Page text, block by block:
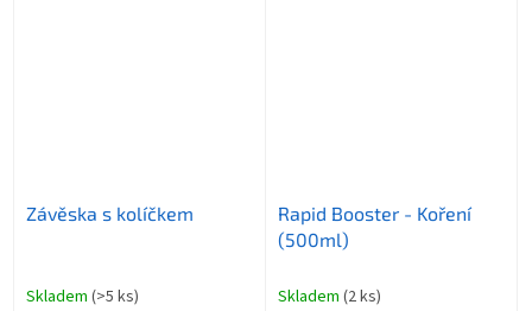
Závěska s kolíčkem
Skladem (>5 ks)
Rapid Booster - Koření
(500ml)
Skladem (2 ks)